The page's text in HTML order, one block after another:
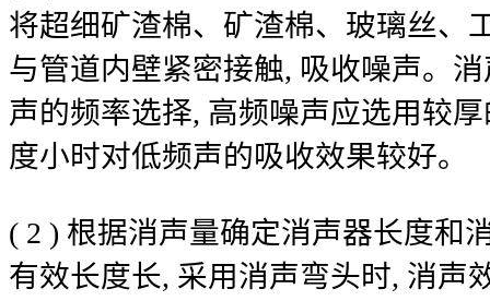
将超细矿渣棉、矿渣棉、玻璃丝、
与管道内壁紧密接触, 吸收噪声。
声的频率选择, 高频噪声应选用较
度小时对低频声的吸收效果较好。
( 2 ) 根据消声量确定消声器长度和
有效长度长, 采用消声弯头时, 消声